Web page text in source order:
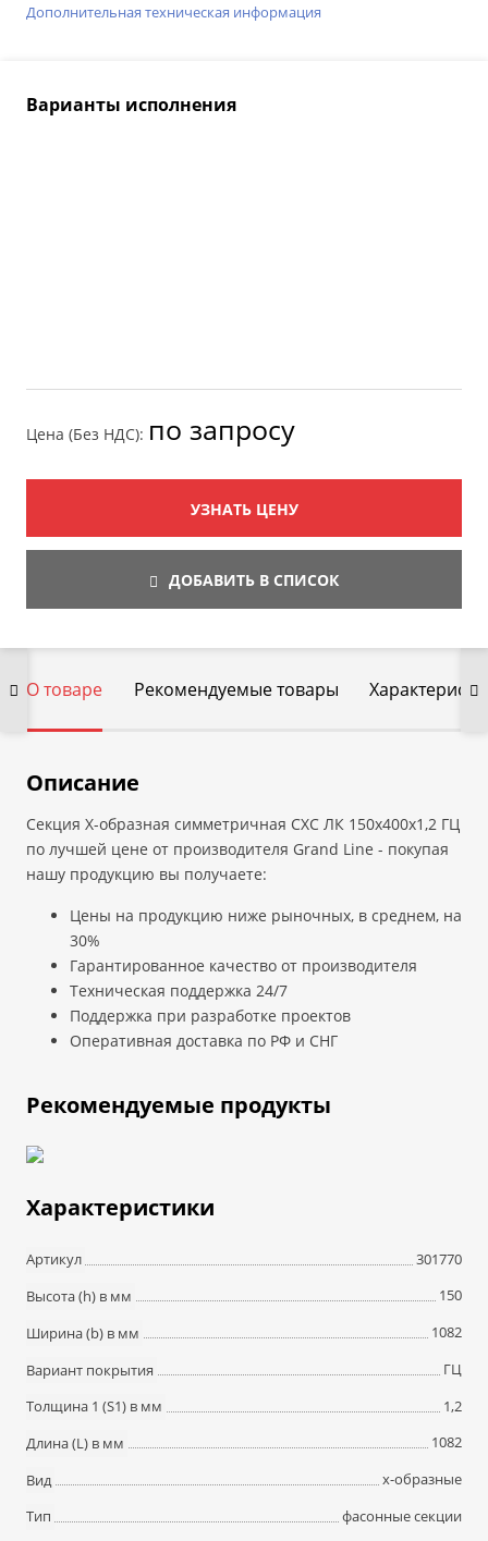
Дополнительная техническая информация
Варианты исполнения
Цена (Без НДС): по запросу
УЗНАТЬ ЦЕНУ
ДОБАВИТЬ В СПИСОК
О товаре Рекомендуемые товары
Описание
Секция Х-образная симметричная СХС ЛК 150х400х1,2 ГЦ
по лучшей цене от производителя Grand Line - покупая
нашу продукцию вы получаете:
Цены на продукцию ниже рыночных, в среднем, на
30%
Гарантированное качество от производителя
Техническая поддержка 24/7
Поддержка при разработке проектов
Оперативная доставка по РФ и СНГ
Рекомендуемые продукты
Характеристики
Артикул
301770
Высота (h) в мм
150
Ширина (b) в мм
1082
Вариант покрытия
ГЦ
Толщина 1 (S1) в мм
1,2
Длина (L) в мм
1082
Вид
х-образные
Тип
фасонные секции